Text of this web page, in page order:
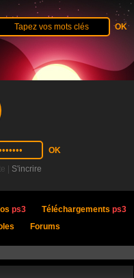
| S'incrire
ps3 Téléchargements ps3
Forums